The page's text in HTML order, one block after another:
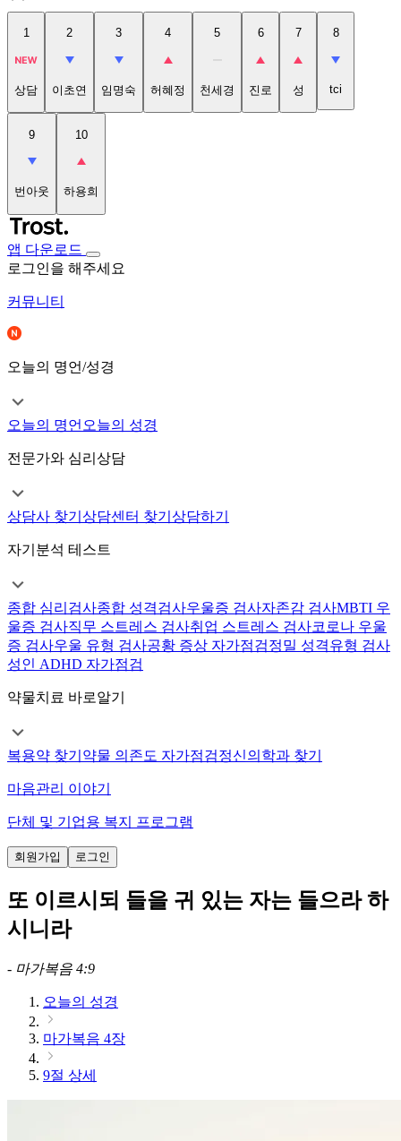
1
상담
2
이초연
3
임명숙
4
허혜정
5
천세경
6
진로
7
성
8
tci
9
번아웃
10
하용희
앱 다운로드
로그인을 해주세요
커뮤니티
오늘의 명언/성경
오늘의 명언 오늘의 성경
전문가와 심리상담
상담사 찾기 상담센터 찾기 상담하기
자기분석 테스트
종합 심리검사종합 성격검사우울증 검사자존감 검사MBTI 우
울증 검사직무 스트레스 검사취업 스트레스 검사코로나 우울
증 검사우울 유형 검사공황 증상 자가점검정밀 성격유형 검사
성인 ADHD 자가점검
약물치료 바로알기
복용약 찾기 약물 의존도 자가점검정신의학과 찾기
마음관리 이야기
단체 및 기업용 복지 프로그램
회원가입 로그인
또 이르시되 들을 귀 있는 자는 들으라 하
시니라
- 마가복음 4:9
오늘의 성경
마가복음 4장
9절 상세